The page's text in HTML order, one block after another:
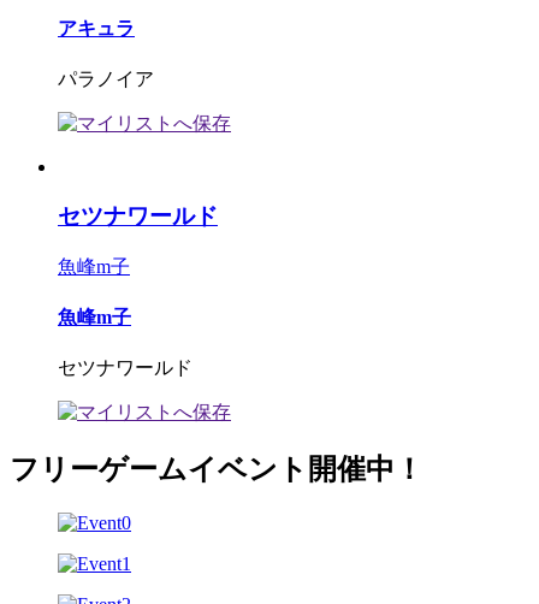
アキュラ
パラノイア
セツナワールド
魚峰m子
魚峰m子
セツナワールド
フリーゲームイベント開催中！